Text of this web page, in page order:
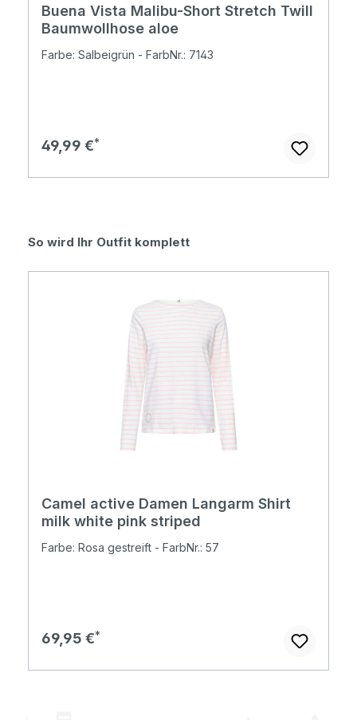
Buena Vista Malibu-Short Stretch Twill
Baumwollhose aloe
Farbe: Salbeigrün - FarbNr.: 7143
Regulärer Preis:
49,99 €
Produktgalerie überspringen
So wird Ihr Outfit komplett
Camel active Damen Langarm Shirt
milk white pink striped
Farbe: Rosa gestreift - FarbNr.: 57
Regulärer Preis:
69,95 €